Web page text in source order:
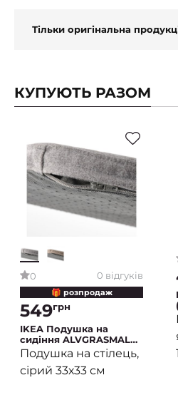
Тільки оригінальна
КУПУЮТЬ РАЗОМ
0 0 відгуків
🎁 розпродаж
549грн
IKEA Подушка на
сидіння ALVGRASMAL
Сірий (ИКЕА
АЛВГРАСМАЛ)
Подушка на стілець,
сірий 33х33 см